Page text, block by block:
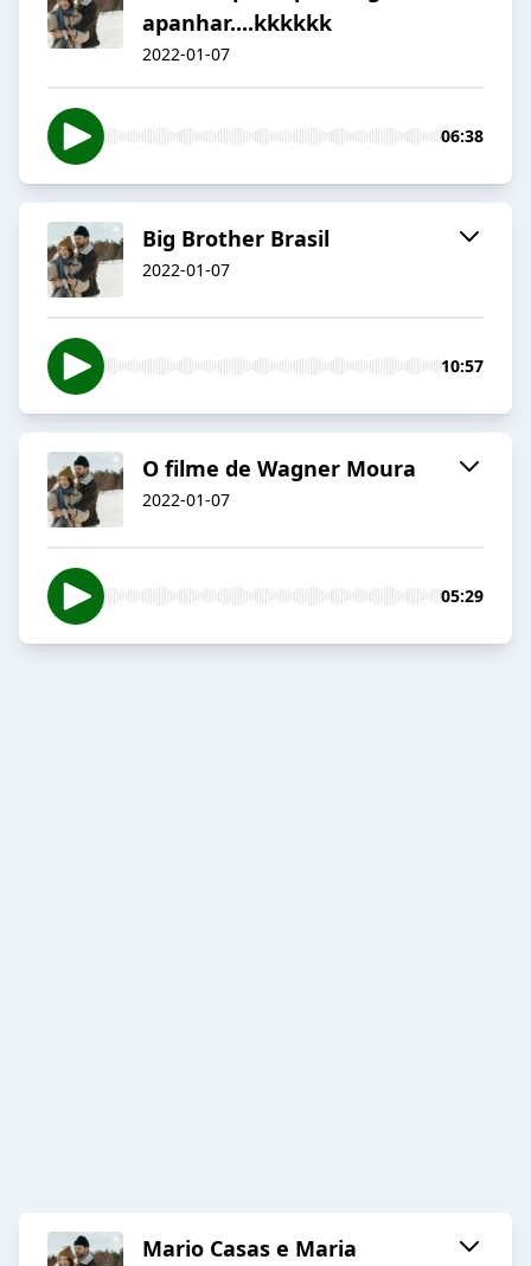
apanhar....kkkkkk
2022-01-07
06:38
Big Brother Brasil
2022-01-07
10:57
O filme de Wagner Moura
2022-01-07
05:29
Mario Casas e Maria